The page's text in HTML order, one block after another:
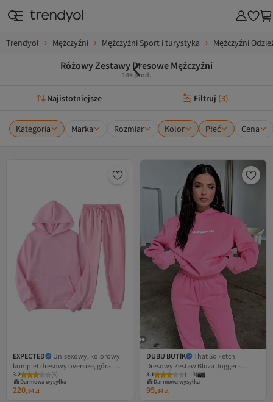
Trendyol Mężczyźni Mężczyźni Sport i turystyka Mężczyźni
Różowy Zestawy Dresowe Mężczyźni
14+ prod.
Najistotniejsze Filtruj (3)
Kategoria Marka Rozmiar Kolor Płeć Cena
EXPECTED
Unisexowy, kolorowy
komplet dresowy oversize, góra i
dół, z bawełny trzywłóknistej,
szeroki krój.
3.2 (5)
Darmowa wysyłka
220,94zł
DUBU BUTİK
That So Fetch
Dresowy Zestaw Bluza Jogger -
Różowy Nadrukowany Oversize
Hoodie
3.1 (113)
Darmowa wysyłka
95,84zł